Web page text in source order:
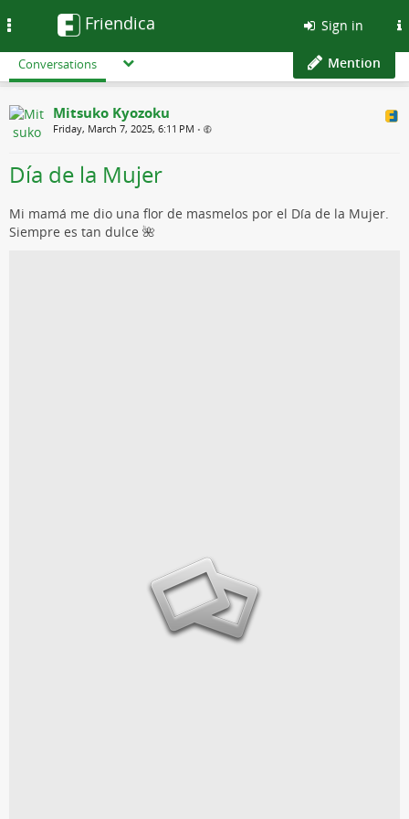
Friendica Sign in
Conversations Mention
Mitsuko Kyozoku
Friday, March 7, 2025, 6:11 PM •
Día de la Mujer
Mi mamá me dio una flor de masmelos por el Día de la Mujer.
Siempre es tan dulce 🌺